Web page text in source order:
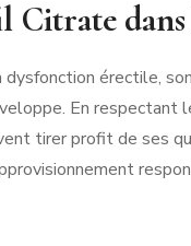
érectile,
En respectant
tirer profit de ses